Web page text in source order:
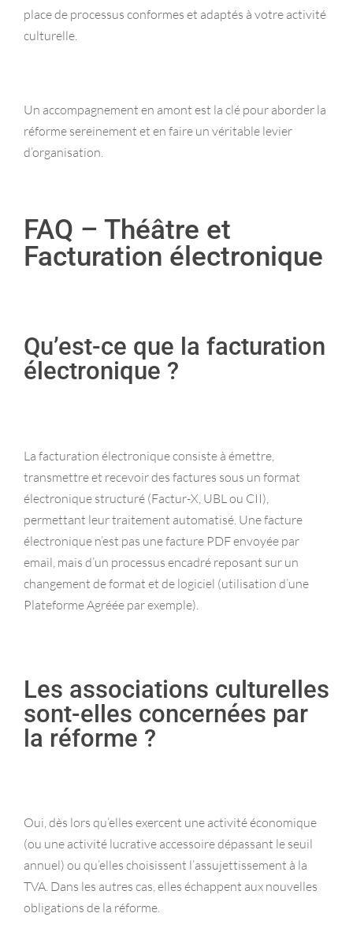
place de processus conformes et adaptés à votre activité
culturelle.
Un accompagnement en amont est la clé pour aborder la
réforme sereinement et en faire un véritable levier
d’organisation.
FAQ – Théâtre et
Facturation électronique
Qu’est-ce que la facturation
électronique ?
La facturation électronique consiste à émettre,
transmettre et recevoir des factures sous un format
électronique structuré (Factur-X, UBL ou CII),
permettant leur traitement automatisé. Une facture
électronique n’est pas une facture PDF envoyée par
email, mais d’un processus encadré reposant sur un
changement de format et de logiciel (utilisation d’une
Plateforme Agréée par exemple).
Les associations culturelles
sont-elles concernées par
la réforme ?
Oui, dès lors qu’elles exercent une activité économique
(ou une activité lucrative accessoire dépassant le seuil
annuel) ou qu’elles choisissent l’assujettissement à la
TVA. Dans les autres cas, elles échappent aux nouvelles
obligations de la réforme.